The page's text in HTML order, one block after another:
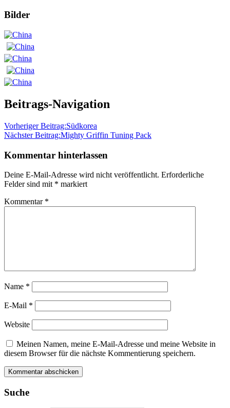
Bilder
Beitrags-Navigation
Vorheriger Beitrag:Südkorea
Nächster Beitrag:Mighty Griffin Tuning Pack
Kommentar hinterlassen
Deine E-Mail-Adresse wird nicht veröffentlicht. Erforderliche
Felder sind mit * markiert
Kommentar *
Name *
E-Mail *
Website
Meinen Namen, meine E-Mail-Adresse und meine Website in
diesem Browser für die nächste Kommentierung speichern.
Suche